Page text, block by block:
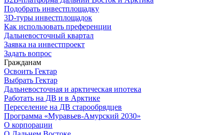
Подобрать инвестплощадку
3D-туры инвестплощадок
Как использовать преференции
Дальневосточный квартал
Заявка на инвестпроект
Задать вопрос
Гражданам
Освоить Гектар
Выбрать Гектар
Дальневосточная и арктическая ипотека
Работать на ДВ и в Арктике
Переселение на ДВ старообрядцев
Программа «Муравьев-Амурский 2030»
О корпорации